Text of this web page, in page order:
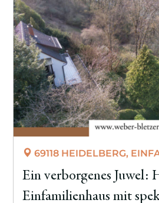
69118 HEIDELBERG,
Ein verborgenes Juwel:
Einfamilienhaus mit